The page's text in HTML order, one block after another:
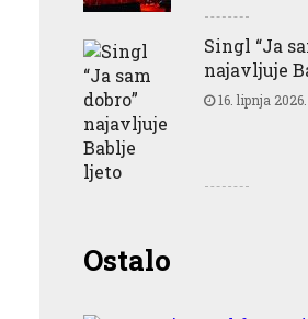
Singl “Ja
najavljuje
16. lipnja 2026.
OstaloGreencajt: Good
Business Good for